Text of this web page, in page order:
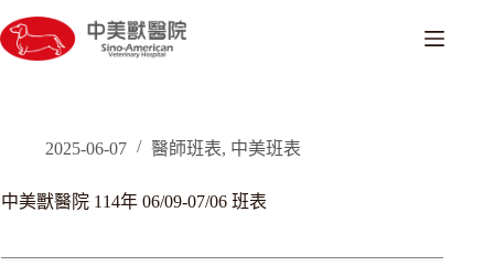
至
2025-06-07 醫師班表, 中美班表
中美獸醫院 114年 06/09-07/06 班表